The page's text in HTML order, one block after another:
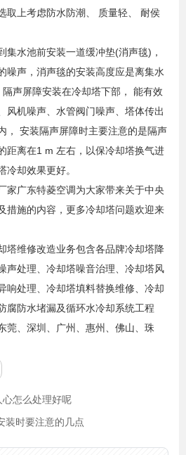
取上考虑防水防潮、 质量轻、 耐侯
水池前安装一道缓冲垫(消声毯)，
噪声，消声毯的安装高度应是离集水
声屏障安装在冷却塔下部， 能有效
风机噪声、水管阀门噪声、塔体传出
， 安装隔声屏障时主要注意的是隔声
距离在1 m 左右，以保冷却塔换气进
冷却效果更好。
家广东特菱空调为大家带来关于中央
措施的内容，更多冷却塔问题欢迎来
塔维修改造业务包含各品牌冷却塔降
声处理、冷却塔噪音治理、冷却塔风
响处理、冷却塔填料替换维修、冷却
腐防水堵漏及循环水冷却系统工程
莞、深圳、广州、惠州、佛山、珠
怎么处理好呢
装时要注意的几点